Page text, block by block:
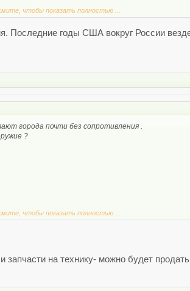
чтобы показать полностью ...
Последние годы США вокруг России
города почти без сопротивления .
?
чтобы показать полностью ...
запчасти на технику- можно будет